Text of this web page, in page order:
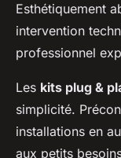
Esthétiquement
intervention
professionnel
Les kits plug &
simplicité.
installations en
aux petits